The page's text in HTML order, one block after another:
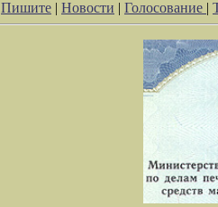
Пишите | Новости | Голосование |